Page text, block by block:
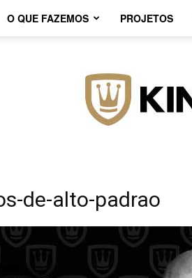
O QUE FAZEMOS PROJETOS
de-alto-padrao